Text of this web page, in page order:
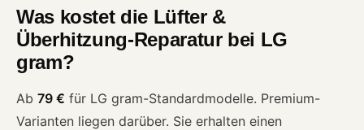
Was kostet die Lüfter &
Überhitzung-Reparatur bei LG
gram?
Ab 79 € für LG gram-Standardmodelle. Premium-
Varianten liegen darüber. Sie erhalten einen